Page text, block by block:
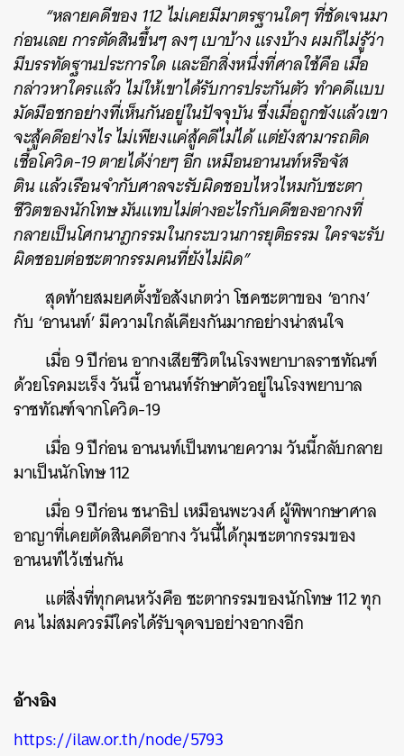
“หลายคดีของ 112 ไม่เคยมีมาตรฐานใดๆ ที่ชัดเจนมา
ก่อนเลย การตัดสินขึ้นๆ ลงๆ เบาบ้าง แรงบ้าง ผมก็ไม่รู้ว่า
มีบรรทัดฐานประการใด และอีกสิ่งหนึ่งที่ศาลใช้คือ เมื่อ
กล่าวหาใครแล้ว ไม่ให้เขาได้รับการประกันตัว ทำคดีแบบ
มัดมือชกอย่างที่เห็นกันอยู่ในปัจจุบัน ซึ่งเมื่อถูกขังแล้วเขา
จะสู้คดีอย่างไร ไม่เพียงแค่สู้คดีไม่ได้ แต่ยังสามารถติด
เชื้อโควิด-19 ตายได้ง่ายๆ อีก เหมือนอานนท์หรือจัส
ตินแล้วเรือนจำกับศาลจะรับผิดชอบไหวไหมกับชะตา
ชีวิตของนักโทษ มันแทบไม่ต่างอะไรกับคดีของอากงที่
กลายเป็นโศกนาฎกรรมในกระบวนการยุติธรรม ใครจะรับ
ผิดชอบต่อชะตากรรมคนที่ยังไม่ผิด”
สุดท้ายสมยศตั้งข้อสังเกตว่า โชคชะตาของ ‘อากง’
กับ ‘อานนท์’ มีความใกล้เคียงกันมากอย่างน่าสนใจ
เมื่อ 9 ปีก่อน อากงเสียชีวิตในโรงพยาบาลราชทัณฑ์
ด้วยโรคมะเร็ง วันนี้ อานนท์รักษาตัวอยู่ในโรงพยาบาล
ราชทัณฑ์จากโควิด-19
เมื่อ 9 ปีก่อน อานนท์เป็นทนายความ วันนี้กลับกลาย
มาเป็นนักโทษ 112
เมื่อ 9 ปีก่อน ชนาธิป เหมือนพะวงศ์ ผู้พิพากษาศาล
อาญาที่เคยตัดสินคดีอากง วันนี้ได้กุมชะตากรรมของ
อานนท์ไว้เช่นกัน
แต่สิ่งที่ทุกคนหวังคือ ชะตากรรมของนักโทษ 112 ทุก
คน ไม่สมควรมีใครได้รับจุดจบอย่างอากงอีก
อ้างอิง
https://ilaw.or.th/node/5793